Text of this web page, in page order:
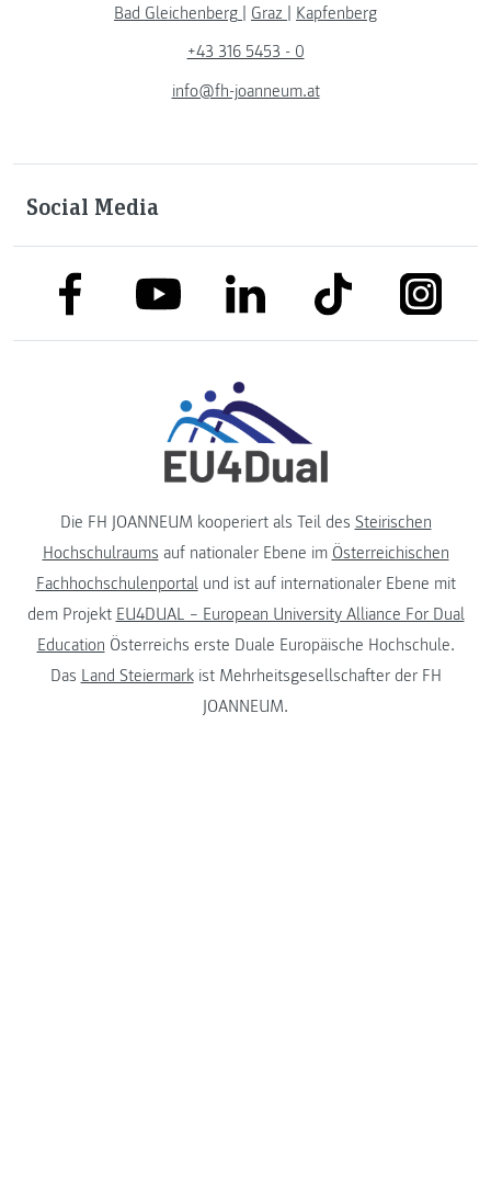
Bad Gleichenberg | Graz | Kapfenberg
+43 316 5453 - 0
info@fh-joanneum.at
Social Media
link to facebooklink to youtubelink to linkedinlink to tiktok link to
Die FH JOANNEUM kooperiert als Teil des Steirischen
Hochschulraums auf nationaler Ebene im Österreichischen
Fachhochschulenportalund ist auf internationaler Ebene mit
dem Projekt EU4DUAL – European University Alliance For Dual
Education Österreichs erste Duale Europäische Hochschule.
Das Land Steiermarkist Mehrheitsgesellschafter der FH
JOANNEUM.